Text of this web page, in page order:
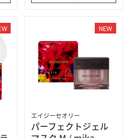
NEW
エイジーセオリー
パーフェクトジェル